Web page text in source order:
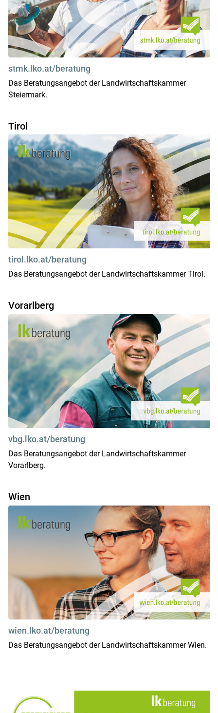
stmk.lko.at/beratung
Das Beratungsangebot der Landwirtschaftskammer
Steiermark.
Tirol
tirol.lko.at/beratung
Das Beratungsangebot der Landwirtschaftskammer Tirol.
Vorarlberg
vbg.lko.at/beratung
Das Beratungsangebot der Landwirtschaftskammer
Vorarlberg.
Wien
wien.lko.at/beratung
Das Beratungsangebot der Landwirtschaftskammer Wien.